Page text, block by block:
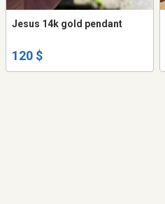
Jesus 14k gold pendant
120 $